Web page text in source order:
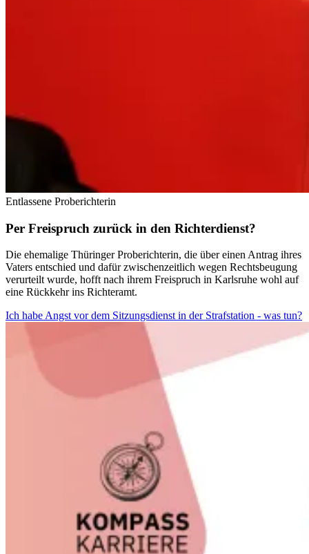
Entlassene Proberichterin
Per Freispruch zurück in den Richterdienst?
Die ehemalige Thüringer Proberichterin, die über einen Antrag ihres
Vaters entschied und dafür zwischenzeitlich wegen Rechtsbeugung
verurteilt wurde, hofft nach ihrem Freispruch in Karlsruhe wohl auf
eine Rückkehr ins Richteramt.
Ich habe Angst vor dem Sitzungsdienst in der Strafstation - was tun?